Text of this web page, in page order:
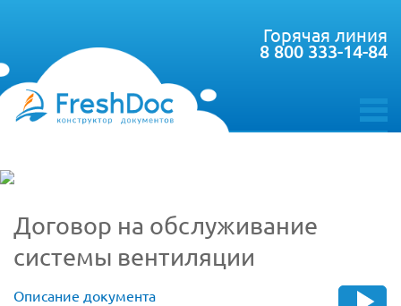
toggle
Горячая линия
8 800 333-14-84
Договор на обслуживание
системы вентиляции
Описание документа